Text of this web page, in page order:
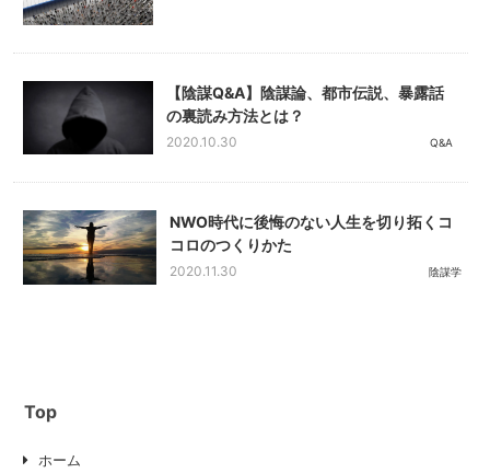
【陰謀Q&A】陰謀論、都市伝説、暴露話
の裏読み方法とは？
2020.10.30 Q&A
NWO時代に後悔のない人生を切り拓くコ
コロのつくりかた
2020.11.30 陰謀学
Top
ホーム